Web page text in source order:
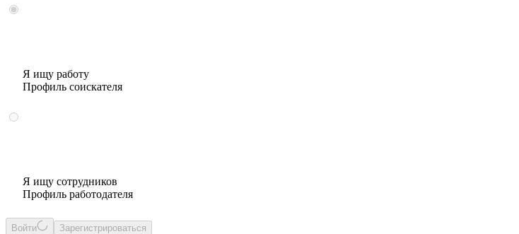
Я ищу работу
Профиль соискателя
Я ищу сотрудников
Профиль работодателя
Войти Зарегистрироваться